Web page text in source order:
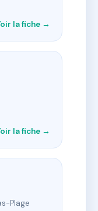
la fiche →
la fiche →
Plage